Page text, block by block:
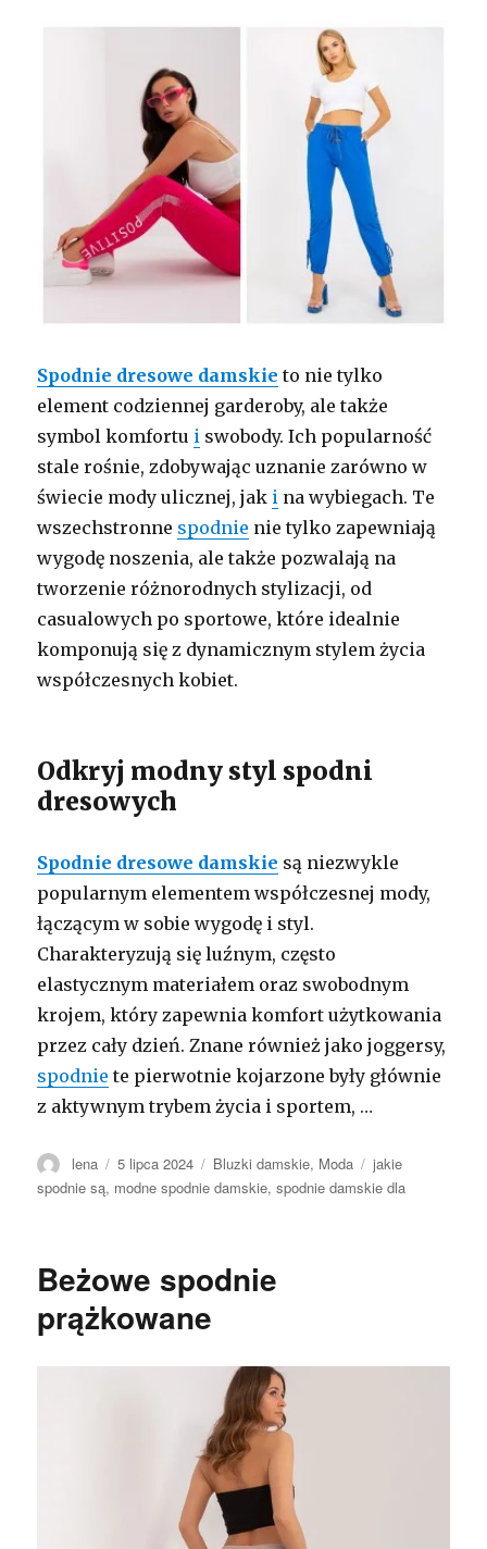
Spodnie dresowe damskie to nie tylko
element codziennej garderoby, ale także
symbol komfortu i swobody. Ich popularność
stale rośnie, zdobywając uznanie zarówno w
świecie mody ulicznej, jak i na wybiegach. Te
wszechstronne spodnie nie tylko zapewniają
wygodę noszenia, ale także pozwalają na
tworzenie różnorodnych stylizacji, od
casualowych po sportowe, które idealnie
komponują się z dynamicznym stylem życia
współczesnych kobiet.
Odkryj modny styl spodni
dresowych
Spodnie dresowe damskie są niezwykle
popularnym elementem współczesnej mody,
łączącym w sobie wygodę i styl.
Charakteryzują się luźnym, często
elastycznym materiałem oraz swobodnym
krojem, który zapewnia komfort użytkowania
przez cały dzień. Znane również jako joggersy,
spodnie te pierwotnie kojarzone były głównie
z aktywnym trybem życia i sportem, …
Autor
lena Opublikowano
5 lipca 2024 Kategorie
Bluzki damskie, Moda Tagi
jakie
spodnie są, modne spodnie damskie,spodnie damskie dla
Beżowe spodnie
prążkowane